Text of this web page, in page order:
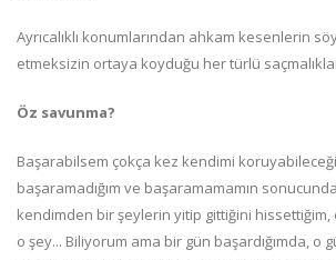
Ayrıcalıklı konumlarından ahkam kesenlerin
etmeksizin ortaya koyduğu her türlü
Öz savunma?
Başarabilsem çokça kez kendimi
başaramadığım ve başaramamamın
kendimden bir şeylerin yitip gittiğini
o şey... Biliyorum ama bir gün başardığımda, o